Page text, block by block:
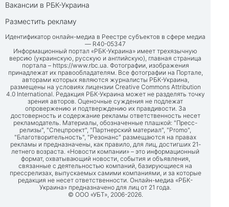
Вакансии в РБК-Украина
Разместить рекламу
Идентификатор онлайн-медиа в Реестре субъектов в сфере медиа
— R40-05347
Информационный портал «РБК-Украина» имеет трехязычную
версию (украинскую, русскую и английскую), главная страница
портала – https://www.rbc.ua. Фотографии, изображения
принадлежат их правообладателям. Все фотографии на Портале,
авторами которых являются журналисты РБК-Украина,
размещены на условиях лицензии Creative Commons Attribution
4.0 International. Редакция РБК-Украина может не разделять точку
зрения авторов. Оценочные суждения не подлежат
опровержению и подтверждению их правдивости. За
достоверность и содержание рекламы ответственность несет
рекламодатель. Материалы, обозначенные плашкой: "Пресс-
релизы", "Спецпроект", "Партнерский материал", "Promo",
"Благотворительность", "Резонанс" размещаются на правах
рекламы и предназначены, как правило, для лиц, достигших 21-
летнего возраста. «Новости компании» – это информационный
формат, охватывающий новости, события и объявления,
связанные с деятельностью компаний, базирующиеся на
прессрелизах, выпускаемых самими компаниями, и за которые
редакция не несет ответственности. Онлайн-медиа «РБК-
Украина» предназначено для лиц от 21 года.
© ООО «УБТ», 2006-2026.